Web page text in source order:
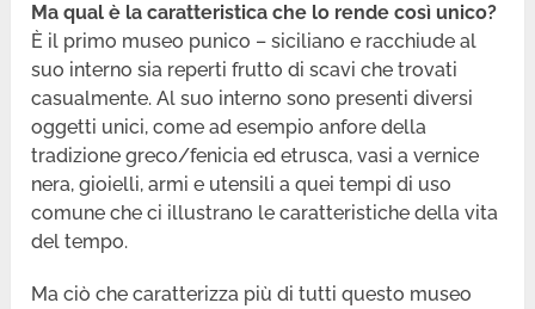
Ma qual è la caratteristica che lo rende così unico?
È il primo museo punico – siciliano e racchiude al
suo interno sia reperti frutto di scavi che trovati
casualmente. Al suo interno sono presenti diversi
oggetti unici, come ad esempio anfore della
tradizione greco/fenicia ed etrusca, vasi a vernice
nera, gioielli, armi e utensili a quei tempi di uso
comune che ci illustrano le caratteristiche della vita
del tempo.
Ma ciò che caratterizza più di tutti questo museo